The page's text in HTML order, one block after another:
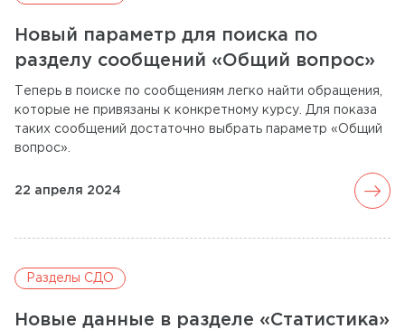
Новый параметр для поиска по
разделу сообщений «Общий вопрос»
Теперь в поиске по сообщениям легко найти обращения,
которые не привязаны к конкретному курсу. Для показа
таких сообщений достаточно выбрать параметр «Общий
вопрос».
22 апреля 2024 arrow_forward
Разделы СДО
Новые данные в разделе «Статистика»